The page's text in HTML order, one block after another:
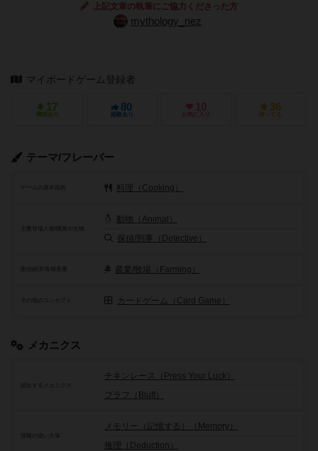
上記文章の執筆にご協力くださった方
mythology_nez
マイボードゲーム登録者
17
興味あり
80
経験あり
10
お気に入り
36
持ってる
テーマ/フレーバー
ゲームの基本目的 料理（Cooking）
動物（Animal）
探偵/刑事（Detective）
政治経済/各種産業 農業/牧場（Farming）
その他のコンセプト カードゲーム（Card Game）
メカニクス
頻出するメカニクス
チキンレース（Press Your Luck）
ブラフ（Bluff）
メモリー（記憶する）（Memory）
推理（Deduction）